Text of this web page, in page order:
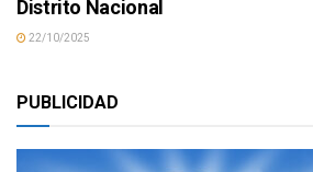
Distrito Nacional
22/10/2025
PUBLICIDAD